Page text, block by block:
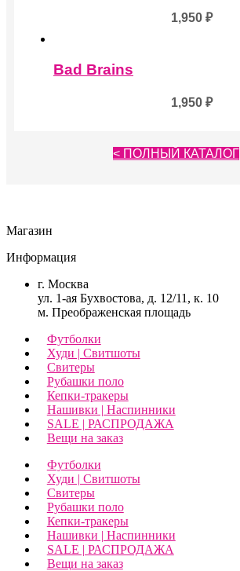
1,950 ₽
Bad Brains
1,950 ₽
< ПОЛНЫЙ КАТАЛОГ
Магазин
Информация
г. Москва
ул. 1-ая Бухвостова, д. 12/11, к. 10
м. Преображенская площадь
Футболки
Худи | Свитшоты
Свитеры
Рубашки поло
Кепки-тракеры
Нашивки | Наспинники
SALE | РАСПРОДАЖА
Вещи на заказ
Футболки
Худи | Свитшоты
Свитеры
Рубашки поло
Кепки-тракеры
Нашивки | Наспинники
SALE | РАСПРОДАЖА
Вещи на заказ